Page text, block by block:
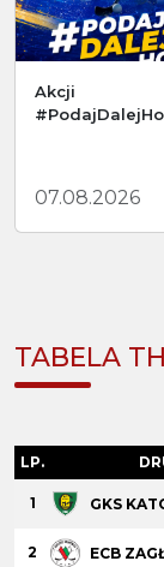
Akcji
07.08.2026
TABELA
LP.
1 GKS
2 ECB